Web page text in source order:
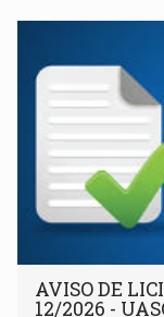
AVISO DE
12/2026 -